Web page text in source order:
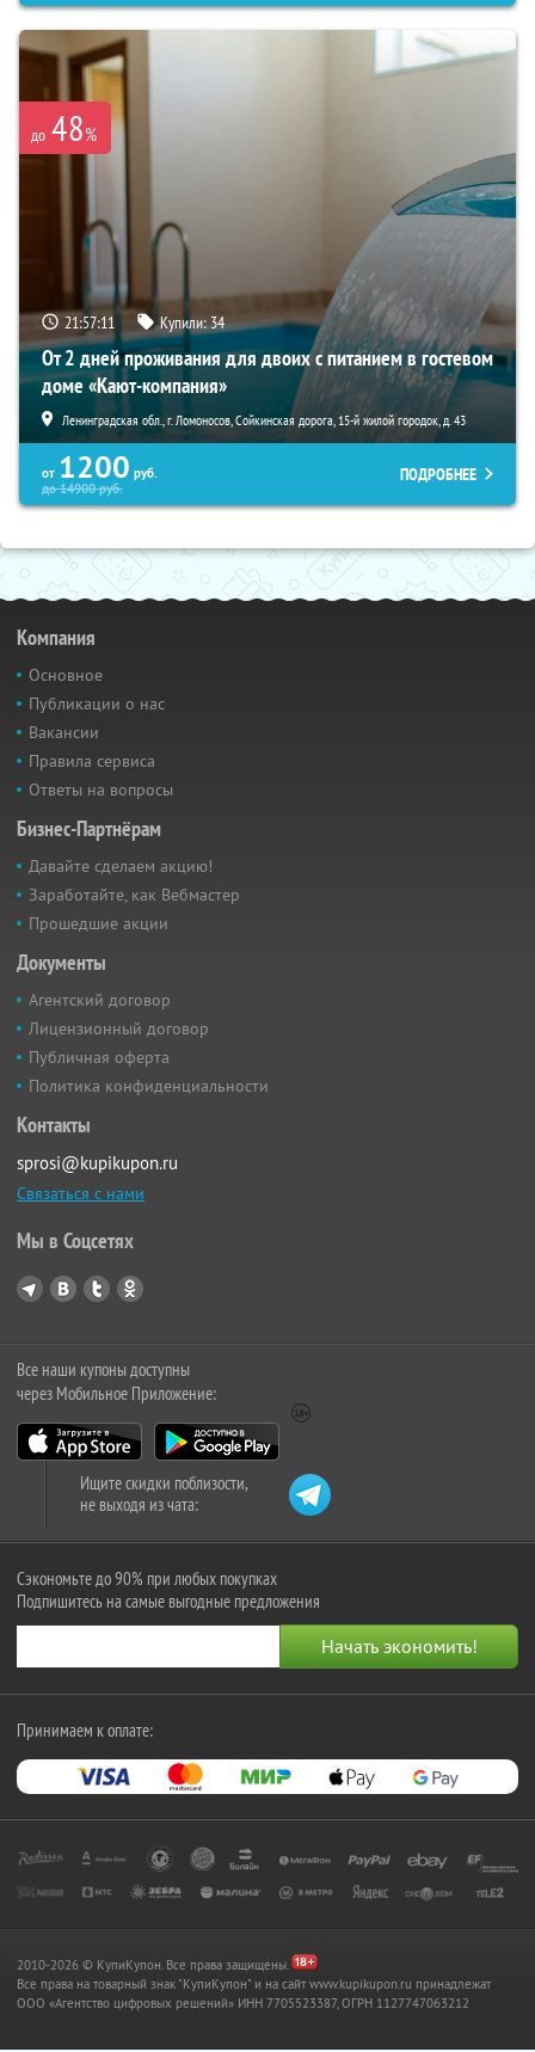
до 48%
21:57:10 Купили:34
От 2 дней проживания для двоих с питанием в гостевом
доме «Кают-компания»
Ленинградская обл., г. Ломоносов, Сойкинская дорога, 15-й жилой городок, д. 43
от 1200 руб.
до14900руб.
ПОДРОБНЕЕ
Компания
Основное
Публикации о нас
Вакансии
Правила сервиса
Ответы на вопросы
Бизнес-Партнёрам
Давайте сделаем акцию!
Заработайте, как Вебмастер
Прошедшие акции
Документы
Агентский договор
Лицензионный договор
Публичная оферта
Политика конфиденциальности
Контакты
sprosi@kupikupon.ru
Связаться с нами
Мы в Соцсетях
Все наши купоны доступны
через Мобильное Приложение:
Ищите скидки поблизости,
не выходя из чата:
Сэкономьте до 90% при любых покупках
Подпишитесь на самые выгодные предложения
Принимаем к оплате:
2010-2026 © КупиКупон. Все права защищены.
Все права на товарный знак "КупиКупон" и на сайт www.kupikupon.ru принадлежат
OOO «Агентство цифровых решений» ИНН 7705523387, ОГРН 1127747063212